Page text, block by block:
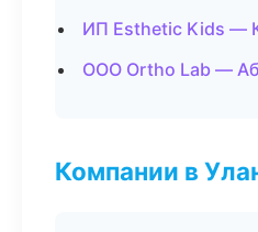
ИП Esthetic Kids —
ООО Ortho Lab —
Компании в